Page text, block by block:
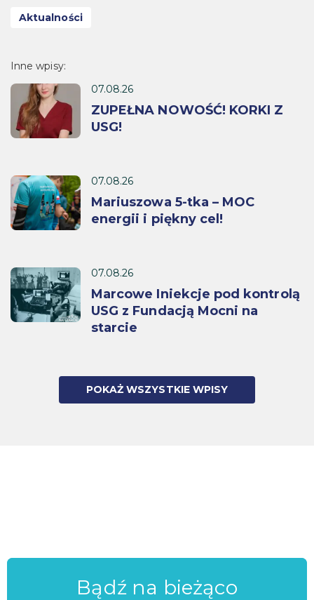
Aktualności
Inne wpisy:
07.08.26
ZUPEŁNA NOWOŚĆ! KORKI Z
USG!
07.08.26
Mariuszowa 5-tka – MOC
energii i piękny cel!
07.08.26
Marcowe Iniekcje pod kontrolą
USG z Fundacją Mocni na
starcie
POKAŻ WSZYSTKIE WPISY
Bądź na bieżąco